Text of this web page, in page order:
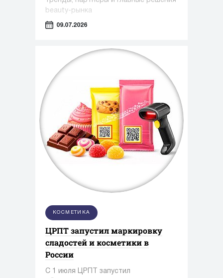
beauty-рынка
09.07.2026
КОСМЕТИКА
ЦРПТ запустил маркировку
сладостей и косметики в
России
С 1 июля ЦРПТ запустил